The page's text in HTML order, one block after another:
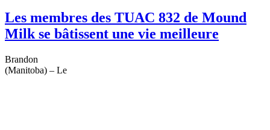
Les membres des TUAC 832 de Mound
Milk se bâtissent une vie meilleure
Brandon
(Manitoba) – Le